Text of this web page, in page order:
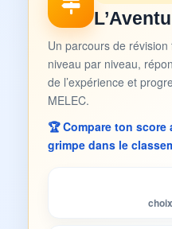
Un parcours de révision
niveau par niveau,
de l’expérience et
MELEC.
🏆 Compare ton
grimpe dans le